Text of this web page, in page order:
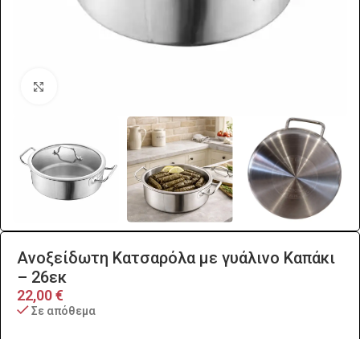
Ανοξείδωτη Κατσαρόλα με γυάλινο Καπάκι
– 26εκ
22,00€
Σε απόθεμα